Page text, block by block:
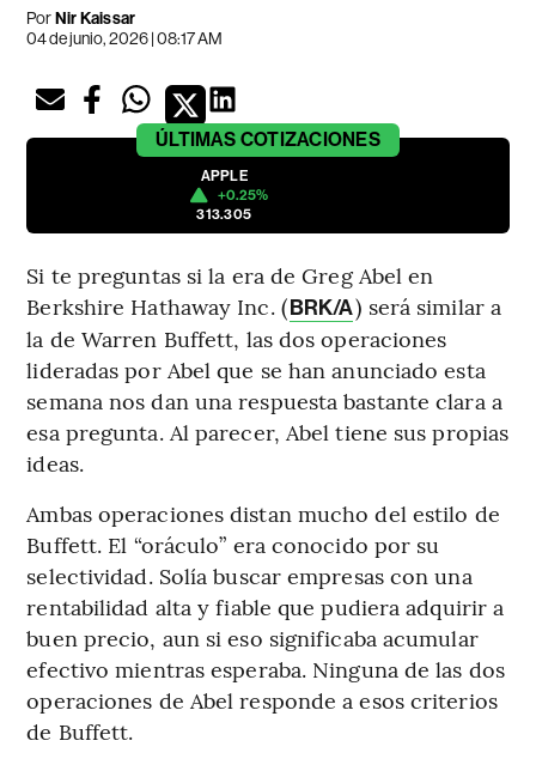
PorNir Kaissar
04 de junio, 2026 | 08:17 AM
ÚLTIMAS COTIZACIONES
APPLE
+0.25%
313.305
Si te preguntas si la era de Greg Abel en
Berkshire Hathaway Inc. (BRK/A) será similar a
la de Warren Buffett, las dos operaciones
lideradas por Abel que se han anunciado esta
semana nos dan una respuesta bastante clara a
esa pregunta. Al parecer, Abel tiene sus propias
ideas.
Ambas operaciones distan mucho del estilo de
Buffett. El “oráculo” era conocido por su
selectividad. Solía buscar empresas con una
rentabilidad alta y fiable que pudiera adquirir a
buen precio, aun si eso significaba acumular
efectivo mientras esperaba. Ninguna de las dos
operaciones de Abel responde a esos criterios
de Buffett.